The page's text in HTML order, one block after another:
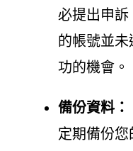
必提出申訴
的帳號並
功的機會。
備份資料：
定期備份